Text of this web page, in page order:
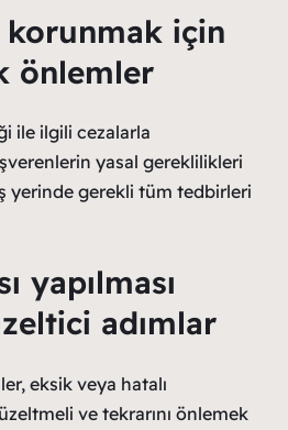
korunmak için
önlemler
ile ilgili cezalarla
yasal gereklilikleri
yerinde gerekli tüm tedbirleri
yapılması
adımlar
eksik veya hatalı
ve tekrarını önlemek